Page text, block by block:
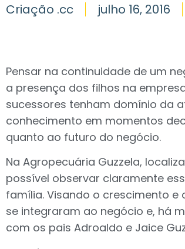
Criação .cc julho 16, 2016
Pensar na continuidade de um
a presença dos filhos na
sucessores tenham domínio da
conhecimento em momentos
quanto ao futuro do negócio.
Na Agropecuária Guzzela,
possível observar claramente
família. Visando o crescimento e
se integraram ao negócio e, há
com os pais Adroaldo e Jaice